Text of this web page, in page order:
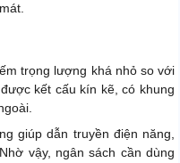
trọng lượng khá nhỏ so với
kết cấu kín kẽ, có khung
giúp dẫn truyền điện năng,
vậy, ngân sách cần dùng